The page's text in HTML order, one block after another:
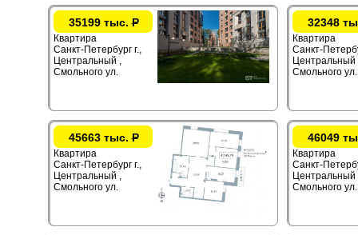
35199 тыс.Р
Квартира
Санкт-Петербург г.,
Центральный ,
Смольного ул.
32348
Квартира
Санкт-
Центральный
Смольного ул.
45663 тыс.Р
Квартира
Санкт-Петербург г.,
Центральный ,
Смольного ул.
46049
Квартира
Санкт-
Центральный
Смольного ул.